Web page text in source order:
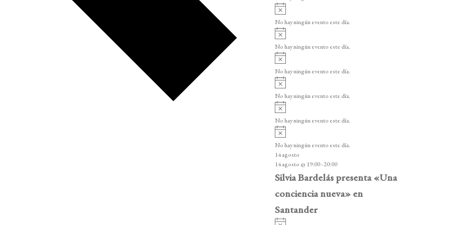
o
v
i
o
No hay ningún evento este día.
v
i
o
No hay ningún evento este día.
v
i
o
No hay ningún evento este día.
v
i
o
No hay ningún evento este día.
v
i
o
No hay ningún evento este día.
v
i
s
o
No hay ningún evento este día.
14 agosto
14 agosto @ 19:00-20:00
Silvia Bardelás presenta «Una
conciencia nueva» en
Santander
A